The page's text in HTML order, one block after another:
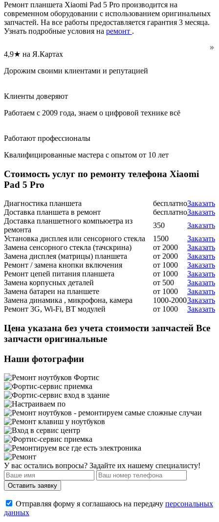
Ремонт планшета Xiaomi Pad 5 Pro производится на
современном оборудовании с использованием оригинальных
запчастей. На все работы предоставляется гарантия 3 месяца.
Узнать подробные условия на ремонт .
4,9★ на Я.Картах
Дорожим своими клиентами и репутацией
Клиенты доверяют
Работаем с 2009 года, знаем о цифровой технике всё
Работают профессионалы
Квалифицированные мастера с опытом от 10 лет
Стоимость услуг по ремонту телефона Xiaomi
Pad 5 Pro
Диагностика планшета бесплатноЗаказать
Доставка планшета в ремонт
бесплатноЗаказать
Доставка планшетного компьюетра из
ремонта
350
Заказать
Установка дисплея или сенсорного стекла
1500
Заказать
Замена сенсорного стекла (тачскрина)
от 2000
Заказать
Замена дисплея (матрицы) планшета
от 2000
Заказать
Ремонт / замена кнопки включения
от 1000
Заказать
Ремонт цепей питания планшета
от 1000
Заказать
Замена корпусных деталей
от 500
Заказать
Замена батареи на планшете
от 1000
Заказать
Замена динамика , микрофона, камера
1000-2000Заказать
Ремонт 3G, Wi-Fi, BT модулей
от 1000 Заказать
Цена указана без учета стоимости запчастей Все
запчасти оригинальные
Наши фотографии
У вас остались вопросы? Задайте их нашему специалисту!
Отправляя форму я соглашаюсь на передачу персональных
данных